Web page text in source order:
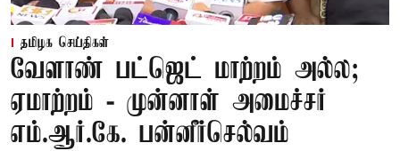
தமிழக செய்திகள்
வேளாண் பட்ஜெட் மாற்றம் அல்ல;
ஏமாற்றம் - முன்னாள் அமைச்சர்
எம்.ஆர்.கே. பன்னீர்செல்வம்